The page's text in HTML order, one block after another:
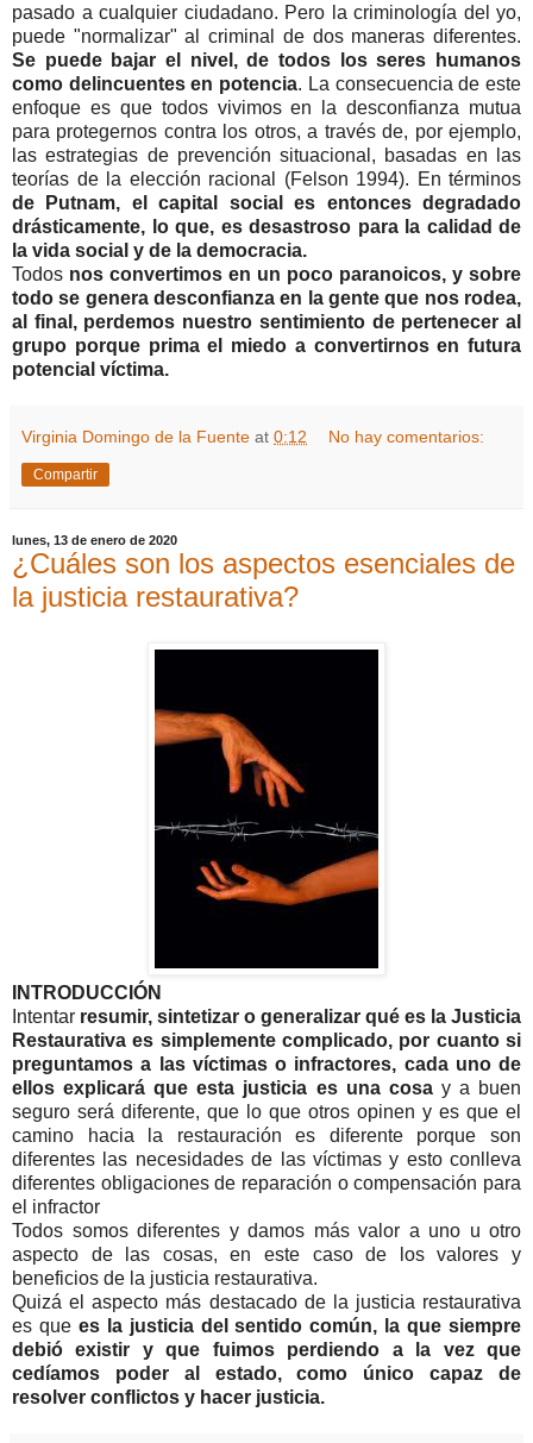
pasado a cualquier ciudadano. Pero la criminología del yo,
puede "normalizar" al criminal de dos maneras diferentes.
Se puede bajar el nivel, de todos los seres humanos
como delincuentes en potencia. La consecuencia de este
enfoque es que todos vivimos en la desconfianza mutua
para protegernos contra los otros, a través de, por ejemplo,
las estrategias de prevención situacional, basadas en las
teorías de la elección racional (Felson 1994). En términos
de Putnam, el capital social es entonces degradado
drásticamente, lo que, es desastroso para la calidad de
la vida social y de la democracia.
Todos nos convertimos en un poco paranoicos, y sobre
todo se genera desconfianza en la gente que nos rodea,
al final, perdemos nuestro sentimiento de pertenecer al
grupo porque prima el miedo a convertirnos en futura
potencial víctima.
Virginia Domingo de la Fuente at 0:12 No hay comentarios:
Compartir
lunes, 13 de enero de 2020
¿Cuáles son los aspectos esenciales de
la justicia restaurativa?
INTRODUCCIÓN
Intentar resumir, sintetizar o generalizar qué es la Justicia
Restaurativa es simplemente complicado, por cuanto si
preguntamos a las víctimas o infractores, cada uno de
ellos explicará que esta justicia es una cosay a buen
seguro será diferente, que lo que otros opinen y es que el
camino hacia la restauración es diferente porque son
diferentes las necesidades de las víctimas y esto conlleva
diferentes obligaciones de reparación o compensación para
el infractor
Todos somos diferentes y damos más valor a uno u otro
aspecto de las cosas, en este caso de los valores y
beneficios de la justicia restaurativa.
Quizá el aspecto más destacado de la justicia restaurativa
es que es la justicia del sentido común, la que siempre
debió existir y que fuimos perdiendo a la vez que
cedíamos poder al estado, como único capaz de
resolver conflictos y hacer justicia.